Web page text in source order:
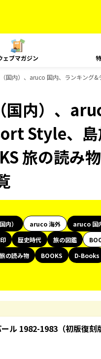
ェブマガジン
国内）、aruco 国内、ランキング
内）、
Style、
旅の読み
内） aruco 海外 aruco 国
歴史時代 旅の図鑑
の読み物 BOOKS
D-Books
ル 1982-1983（初版復刻